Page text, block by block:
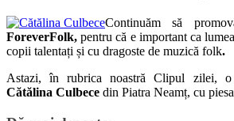
Continuăm să
ForeverFolk,pentru că e important ca
copii talentați și cu dragoste de muzică folk.
Astazi, în rubrica noastră Clipul zilei,
Cătălina Culbece din Piatra Neamț, cu piesa